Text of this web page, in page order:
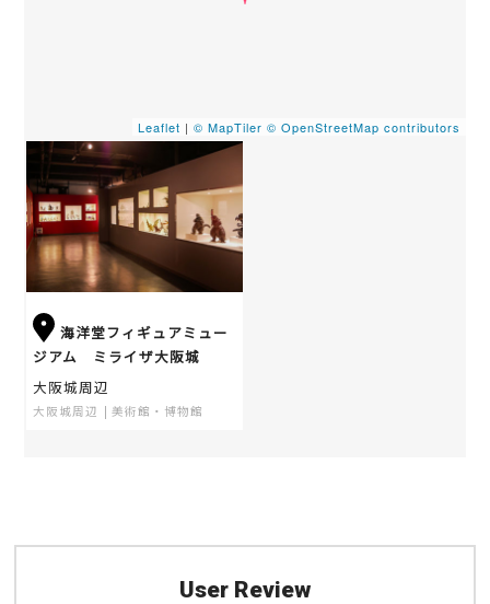
Leaflet | © MapTiler © OpenStreetMap contributors
海洋堂フィギュアミュー
ジアム ミライザ大阪城
大阪城周辺
大阪城周辺 美術館・博物館
User Review